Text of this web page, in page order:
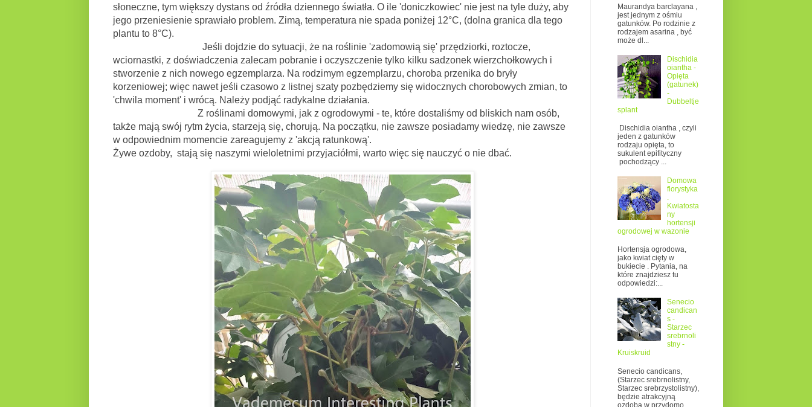
słoneczne, tym większy dystans od źródła dziennego światła. O ile 'doniczkowiec' nie jest na tyle duży, aby
jego przeniesienie sprawiało problem. Zimą, temperatura nie spada poniżej 12°C, (dolna granica dla tego
plantu to 8°C).
Jeśli dojdzie do sytuacji, że na roślinie 'zadomowią się' przędziorki, roztocze,
wciornastki, z doświadczenia zalecam pobranie i oczyszczenie tylko kilku sadzonek wierzchołkowych i
stworzenie z nich nowego egzemplarza. Na rodzimym egzemplarzu, choroba przenika do bryły
korzeniowej; więc nawet jeśli czasowo z listnej szaty pozbędziemy się widocznych chorobowych zmian, to
'chwila moment' i wrócą. Należy podjąć radykalne działania.
Z roślinami domowymi, jak z ogrodowymi - te, które dostaliśmy od bliskich nam osób,
także mają swój rytm życia, starzeją się, chorują. Na początku, nie zawsze posiadamy wiedzę, nie zawsze
w odpowiednim momencie zareagujemy z 'akcją ratunkową'.
Żywe ozdoby, stają się naszymi wieloletnimi przyjaciółmi, warto więc się nauczyć o nie dbać.
Maurandya barclayana ,
jest jednym z ośmiu
gatunków. Po rodzinie z
rodzajem asarina , być
może dl...
Dischidia
oiantha -
Opięta
(gatunek)
-
Dubbeltje
splant
Dischidia oiantha , czyli
jeden z gatunków
rodzaju opięta, to
sukulent epifityczny
pochodzący ...
Domowa
florystyka
.
Kwiatosta
ny
hortensji
ogrodowej w wazonie
Hortensja ogrodowa,
jako kwiat cięty w
bukiecie . Pytania, na
które znajdziesz tu
odpowiedzi:...
Senecio
candican
s -
Starzec
srebrnoli
stny -
Kruiskruid
Senecio candicans,
(Starzec srebrnolistny,
Starzec srebrzystolistny),
będzie atrakcyjną
ozdobą w przydomo...